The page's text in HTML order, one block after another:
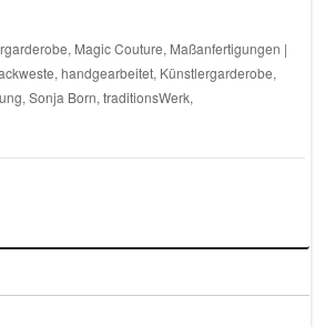
, Magic Couture, Maßanfertigungen |
, handgearbeitet, Künstlergarderobe,
, Sonja Born, traditionsWerk,